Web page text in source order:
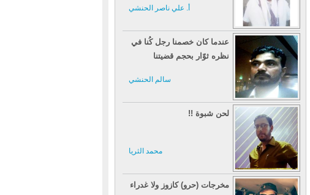
أ. علي ناصر الحنشي
عندما كان خصمنا رجل كُنا في
نظره ثوّار بحجم قضيتنا
سالم الحنشي
لحن شبوة !!
محمد الثريا
مخرجات (حرو) كازوز ولا غدراء